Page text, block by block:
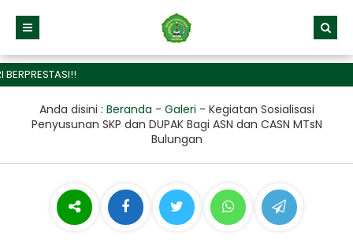
Anda disini : Beranda - Galeri - Kegiatan Sosialisasi
Penyusunan SKP dan DUPAK Bagi ASN dan CASN MTsN
Bulungan